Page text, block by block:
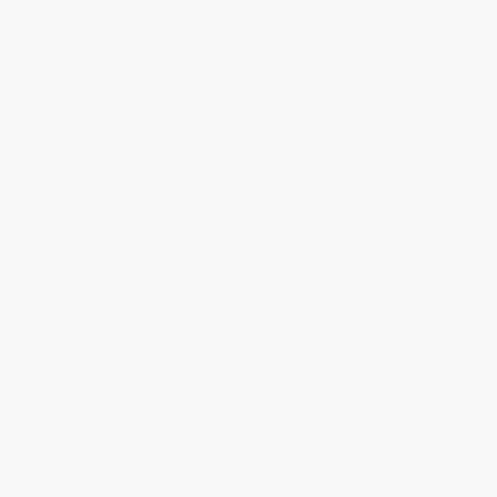
Öffnungszeiten und Informationen zu
erfolgt sind.
Raum werden aufgegriffen.